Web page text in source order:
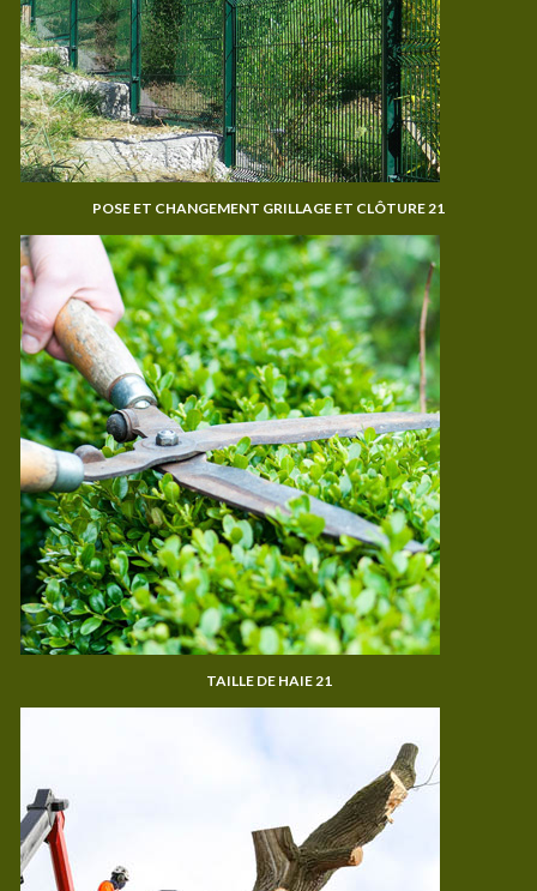
POSE ET CHANGEMENT GRILLAGE ET CLÔTURE 21
TAILLE DE HAIE 21